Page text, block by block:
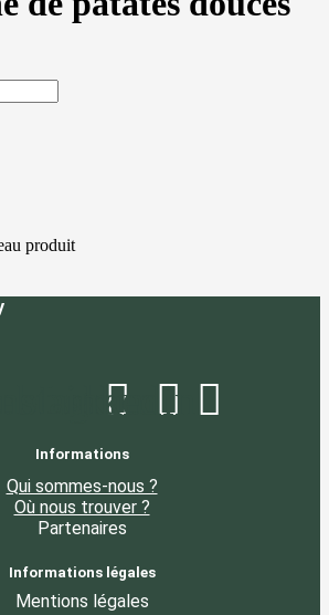
produit
Instagram
Linkedin
Informations
Qui sommes-nous ?
Où nous trouver ?
Partenaires
Informations légales
Mentions légales